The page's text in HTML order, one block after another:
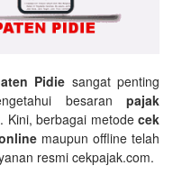
Pidie sangat penting
besaran pajak
Kini, berbagai metode cek
maupun offline telah
resmi cekpajak.com.